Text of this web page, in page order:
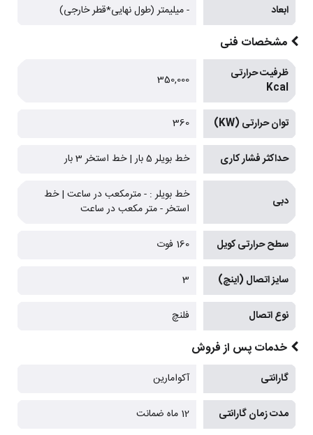
ابعاد - میلیمتر (طول نهایی*قطر خارجی)
مشخصات فنی
ظرفیت حرارتی
Kcal
350,000
توان حرارتی (KW) 360
حداکثر فشار کاری خط بویلر 5 بار | خط استخر 3 بار
دبی
خط بویلر : - مترمکعب در ساعت | خط
استخر - متر مکعب در ساعت
سطح حرارتی کویل 160 فوت
سایز اتصال (اینچ) 3
نوع اتصال فلنچ
خدمات پس از فروش
گارانتی آکوامارین
مدت زمان گارانتی 12 ماه ضمانت